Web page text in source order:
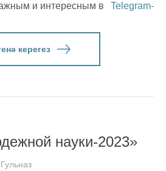
и интересным в
Telegram-
керегез
науки-2023»
Гульназ